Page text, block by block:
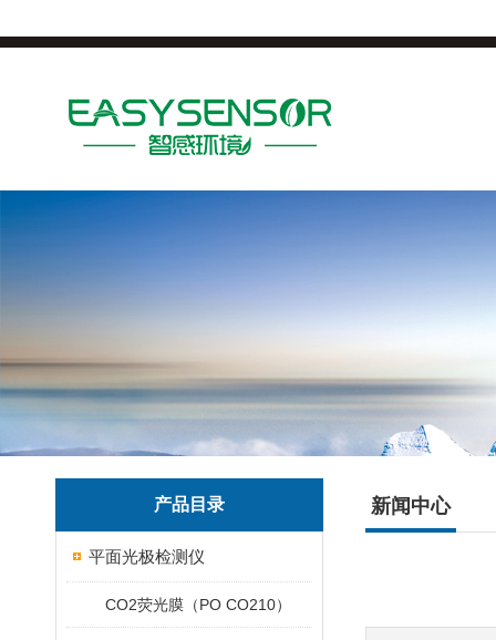
产品目录
平面光极检测仪
CO2荧光膜（PO CO210）
新闻中心